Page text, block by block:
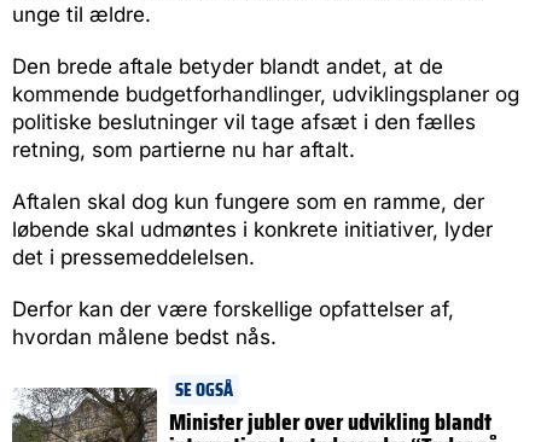
unge til ældre.
Den brede aftale betyder blandt andet, at de
kommende budgetforhandlinger, udviklingsplaner og
politiske beslutninger vil tage afsæt i den fælles
retning, som partierne nu har aftalt.
Aftalen skal dog kun fungere som en ramme, der
løbende skal udmøntes i konkrete initiativer, lyder
det i pressemeddelelsen.
Derfor kan der være forskellige opfattelser af,
hvordan målene bedst nås.
SE OGSÅ
Minister jubler over udvikling blandt